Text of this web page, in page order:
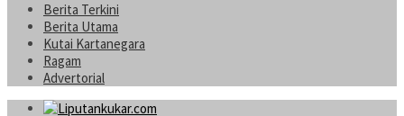
Berita Terkini
Berita Utama
Kutai Kartanegara
Ragam
Advertorial